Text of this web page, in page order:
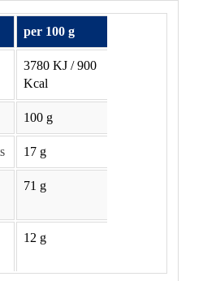
per 100 g
3780 KJ / 900
Kcal
100 g
17 g
71 g
12 g